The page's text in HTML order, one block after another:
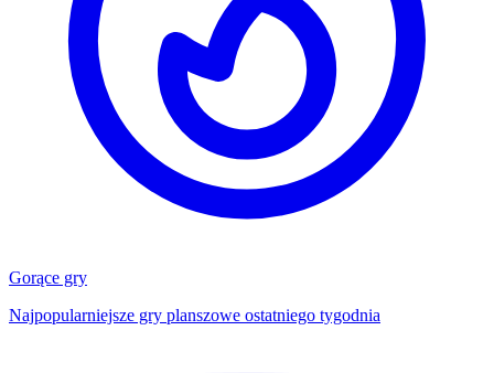
Gorące gry
Najpopularniejsze gry planszowe ostatniego tygodnia